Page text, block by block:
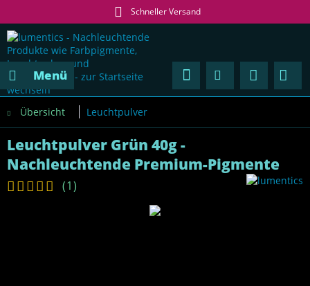
Schneller Versand
Menü
Übersicht Leuchtpulver
Leuchtpulver Grün 40g -
Nachleuchtende Premium-Pigmente
(1)